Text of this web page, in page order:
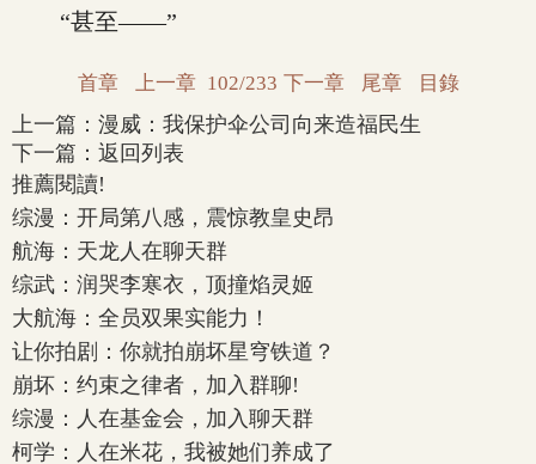
“甚至——”
首章 上一章 102/233 下一章 尾章 目錄
上一篇： 漫威：我保护伞公司向来造福民生
下一篇： 返回列表
推薦閱讀!
综漫：开局第八感，震惊教皇史昂
航海：天龙人在聊天群
综武：润哭李寒衣，顶撞焰灵姬
大航海：全员双果实能力！
让你拍剧：你就拍崩坏星穹铁道？
崩坏：约束之律者，加入群聊!
综漫：人在基金会，加入聊天群
柯学：人在米花，我被她们养成了